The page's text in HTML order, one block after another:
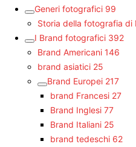
Generi fotografici 99
Storia della fotografia di
I Brand fotografici 392
Brand Americani 146
brand asiatici 25
Brand Europei 217
brand Francesi 27
Brand Inglesi 77
Brand Italiani 25
brand tedeschi 62